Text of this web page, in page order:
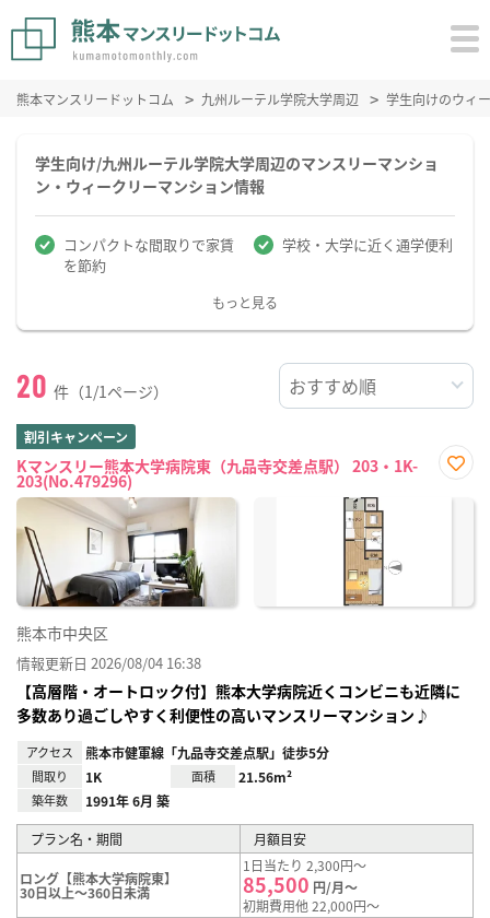
熊本マンスリードットコム 九州ルーテル学院大学周辺 学生向けのウィ
学生向け/九州ルーテル学院大学周辺のマンスリーマンショ
ン・ウィークリーマンション情報
コンパクトな間取りで家賃
を節約
学校・大学に近く通学便利
もっと見る
20 件（1/1ページ）
割引キャンペーン
Kマンスリー熊本大学病院東（九品寺交差点駅） 203・1K-
203(No.479296)
に入
熊本市中央区
情報更新日 2026/08/04 16:38
【高層階・オートロック付】熊本大学病院近くコンビニも近隣に
多数あり過ごしやすく利便性の高いマンスリーマンション♪
アクセス 熊本市健軍線「九品寺交差点駅」徒歩5分
間取り 1K 面積 21.56m²
築年数 1991年 6月 築
プラン名・期間 月額目安
ロング【熊本大学病院東】
30日以上～360日未満
1日当たり 2,300円～
85,500 円/月～
初期費用他 22,000円～